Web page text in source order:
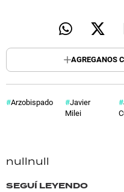
AGREGANOS
Arzobispado
Javier
Milei
nullnull
SEGUÍ LEYENDO